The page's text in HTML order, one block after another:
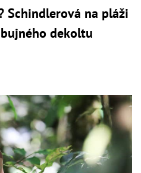
Schindlerová na pláži
dekoltu